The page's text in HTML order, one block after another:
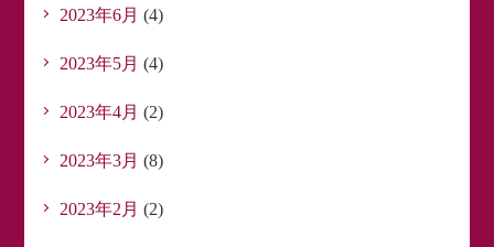
2023年6月 (4)
2023年5月 (4)
2023年4月 (2)
2023年3月 (8)
2023年2月 (2)